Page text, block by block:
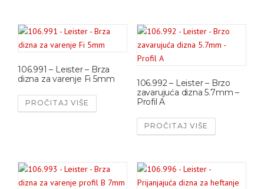
106.991 – Leister – Brza
dizna za varenje Fi 5mm
PROČITAJ VIŠE
106.992 – Leister – Brzo
zavarujuća dizna 5.7mm –
Profil A
PROČITAJ VIŠE